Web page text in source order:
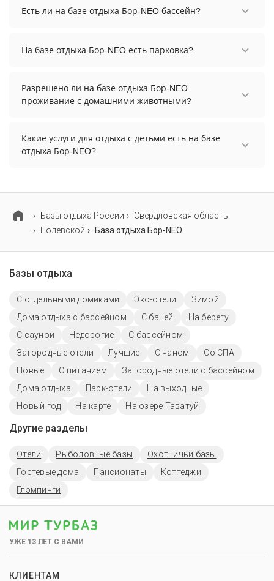
осуществить до 15:00.
Есть ли на базе отдыха Бор-NEO бассейн?
На базе отдыха Бор-NEO есть парковка?
информацию перед бронированием у
менеджера, возможно, услуга оплачивается
Разрешено ли на базе отдыха Бор-NEO
проживание с домашними животными?
запрещено.
Какие услуги для отдыха с детьми есть на базе
отдыха Бор-NEO?
Базы отдыха России
Свердловская область
Полевской
База отдыха Бор-NEO
Базы отдыха
С отдельными домиками Эко-отели
Зимой
Дома отдыха с бассейном
С баней
На берегу
С сауной
Недорогие
С бассейном
Загородные отели
Лучшие С чаном
Со СПА
Новые
С питанием
Загородные отели с бассейном
Дома отдыха
Парк-отели
На выходные
Новый год
На карте На озере Таватуй
Другие разделы
Отели Рыболовные базы
Охотничьи базы
Гостевые дома
Пансионаты
Коттеджи
Глэмпинги
УЖЕ 13 ЛЕТ С ВАМИ
КЛИЕНТАМ